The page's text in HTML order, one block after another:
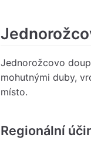
Jednorožcovo
mohutnými duby,
místo.
Regionální